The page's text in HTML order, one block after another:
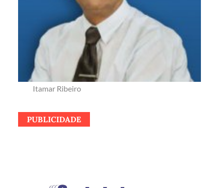
Itamar Ribeiro
PUBLICIDADE